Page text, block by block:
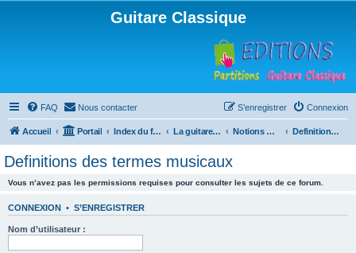
Guitare Classique
FAQ Nous contacter Connexion
S’enregistrer
Accueil Portail Index du forum La guitare : instrument, cours et théorie Notions musicales Definitions des termes musicaux
Definitions des termes musicaux
Vous n’avez pas les permissions requises pour consulter les sujets de ce forum.
CONNEXION • S’ENREGISTRER
Nom d’utilisateur :